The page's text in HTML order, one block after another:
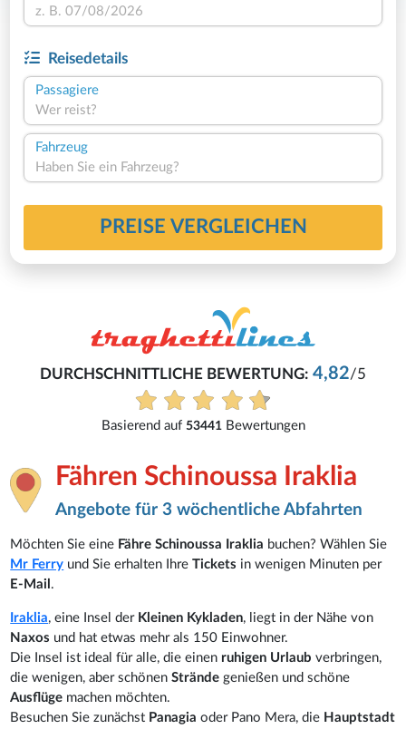
Reisedetails
Passagiere
Wer reist?
Fahrzeug
Haben Sie ein Fahrzeug?
PREISE VERGLEICHEN
BEWERTUNG:4,82/5
Basierend auf53441 Bewertungen
Fähren Schinoussa Iraklia
Angebote für 3 wöchentliche Abfahrten
Möchten Sie eine Fähre Schinoussa Iraklia buchen? Wählen Sie
Mr Ferry und Sie erhalten IhreTickets in wenigen Minuten per
E-Mail .
Iraklia, eine Insel der Kleinen Kykladen, liegt in der Nähe von
Naxos und hat etwas mehr als 150 Einwohner.
Die Insel ist ideal für alle, die einen ruhigen Urlaubverbringen,
die wenigen, aber schönenSträndegenießen und schöne
Ausflüge machen möchten.
Besuchen Sie zunächst Panagiaoder Pano Mera, die Hauptstadt